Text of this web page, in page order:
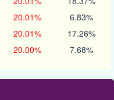
20.01% 6.83%
20.01% 17.26%
20.00% 7.68%